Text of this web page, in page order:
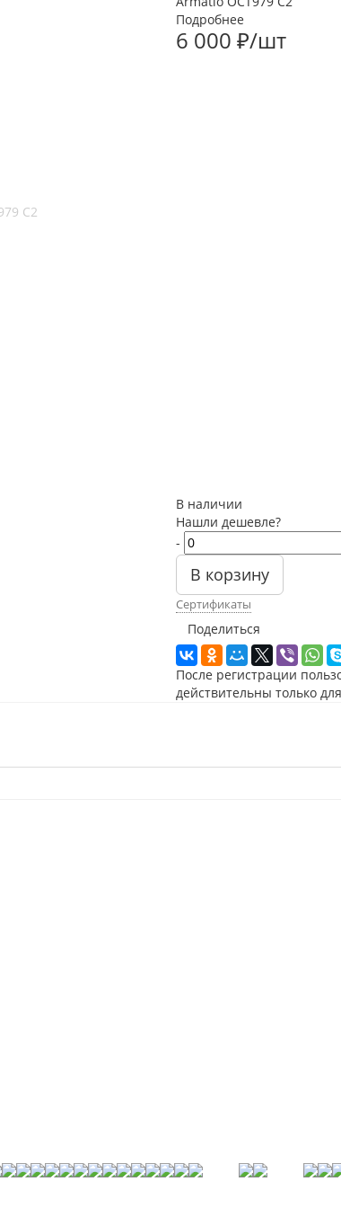
Подробнее
6 000 ₽/шт
В наличии
Нашли дешевле?
-
В корзину
Сертификаты
Поделиться
После регистрации
действительны только